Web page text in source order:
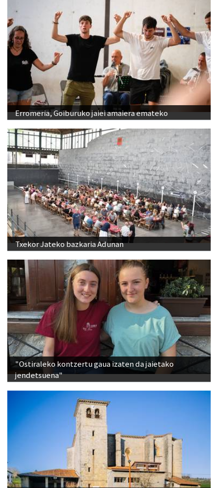
Erromeria, Goiburuko jaiei amaiera emateko
Txekor Jateko bazkaria Adunan
"Ostiraleko kontzertu gaua izaten da jaietako
jendetsuena"